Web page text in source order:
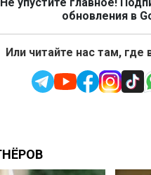
обновления в
Или читайте нас там, где